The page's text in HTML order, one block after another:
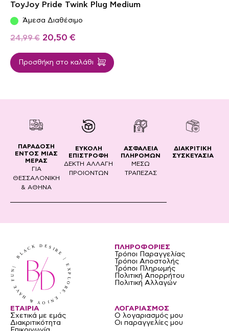
ToyJoy Pride Twink Plug Medium
Άμεσα Διαθέσιμο
24,99€ 20,50 €
Προσθήκη στο καλάθι
ΠΑΡΑΔΟΣΗ
ΕΝΤΟΣ ΜΙΑΣ
ΜΕΡΑΣ
ΓΙΑ
ΘΕΣΣΑΛΟΝΙΚΗ
& ΑΘΗΝΑ
ΕΥΚΟΛΗ
ΕΠΙΣΤΡΟΦΗ
ΔΕΚΤΗ ΑΛΛΑΓΗ
ΠΡΟΙΟΝΤΩΝ
ΑΣΦΑΛΕΙΑ
ΠΛΗΡΟΜΩΝ
ΜΕΣΩ
ΤΡΑΠΕΖΑΣ
ΔΙΑΚΡΙΤΙΚΗ
ΣΥΣΚΕΥΑΣΙΑ
ΠΛΗΡΟΦΟΡΙΕΣ
Τρόποι Παραγγελίας
Τρόποι Αποστολής
Τρόποι Πληρωμής
Πολιτική Απορρήτου
Πολιτική Αλλαγών
ΛΟΓΑΡΙΑΣΜΟΣ
Ο λογαριασμός μου
Οι παραγγελίες μου
ΕΤΑΙΡΙΑ
Σχετικά με εμάς
Διακριτικότητα